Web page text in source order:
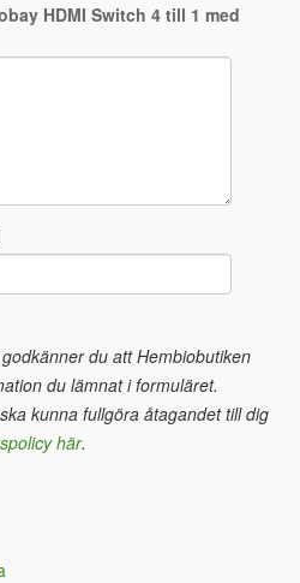
HDMI Switch 4 till 1 med
du att Hembiobutiken
du lämnat i formuläret.
kunna fullgöra åtagandet till dig
här.